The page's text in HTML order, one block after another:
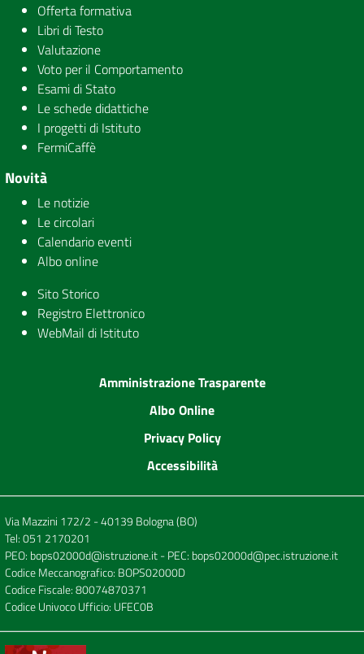
Offerta formativa
Libri di Testo
Valutazione
Voto per il Comportamento
Esami di Stato
Le schede didattiche
I progetti di Istituto
FermiCaffè
Novità
Le notizie
Le circolari
Calendario eventi
Albo online
Sito Storico
Registro Elettronico
WebMail di Istituto
Amministrazione Trasparente
Albo Online
Privacy Policy
Accessibilità
Via Mazzini 172/2 - 40139 Bologna (BO)
Tel:051 2170201
PEO: bops02000d@istruzione.it- PEC: bops02000d@pec.istruzione.it
Codice Meccanografico: BOPS02000D
Codice Fiscale: 80074870371
Codice Univoco Ufficio: UFEC0B